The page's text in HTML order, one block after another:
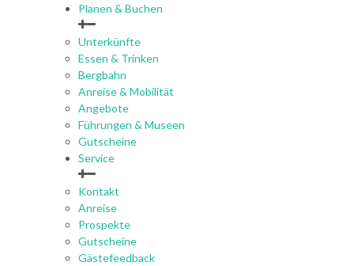
Planen & Buchen
Unterkünfte
Essen & Trinken
Bergbahn
Anreise & Mobilität
Angebote
Führungen & Museen
Gutscheine
Service
Kontakt
Anreise
Prospekte
Gutscheine
Gästefeedback